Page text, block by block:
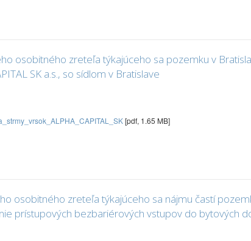
osobitného zreteľa týkajúceho sa pozemku v
SK a.s., so sídlom v Bratislave
[pdf, 1.65 MB]
osobitného zreteľa týkajúceho sa nájmu častí
prístupových bezbariérových vstupov do bytových